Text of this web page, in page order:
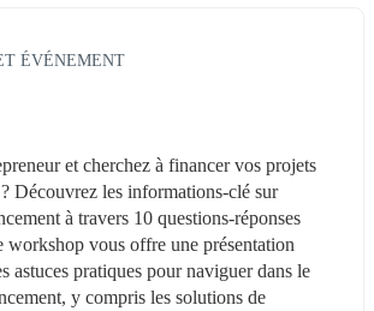
ÉVÉNEMENT
et cherchez à financer vos projets
Découvrez les informations-clé sur
à travers 10 questions-réponses
workshop vous offre une présentation
astuces pratiques pour naviguer dans le
y compris les solutions de